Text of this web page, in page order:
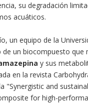
su degradación
acuáticos.
un equipo de la
de un biocompuesto que
y sus
en la revista
"Synergistic and
for high-